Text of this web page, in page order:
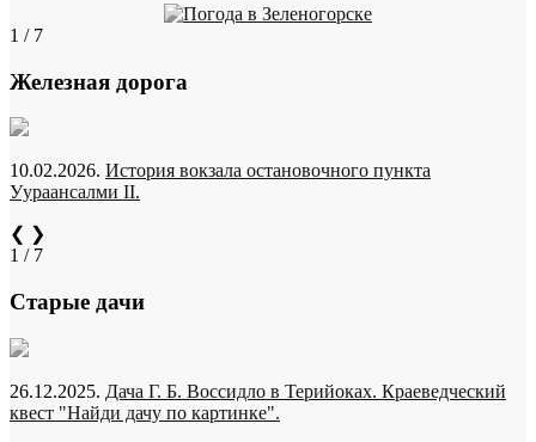
1 / 7
Железная дорога
10.02.2026. История вокзала остановочного пункта
Уураансалми II.
❮ ❯
1 / 7
Старые дачи
26.12.2025. Дача Г. Б. Воссидло в Терийоках. Краеведческий
квест "Найди дачу по картинке".